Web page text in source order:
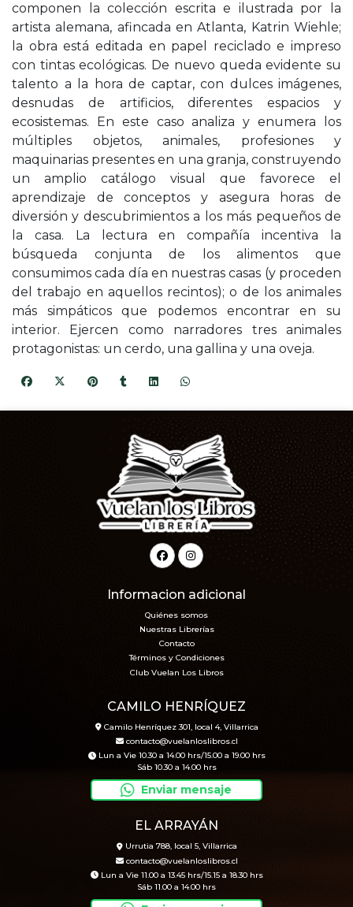
componen la colección escrita e ilustrada por la
artista alemana, afincada en Atlanta, Katrin Wiehle;
la obra está editada en papel reciclado e impreso
con tintas ecológicas. De nuevo queda evidente su
talento a la hora de captar, con dulces imágenes,
desnudas de artificios, diferentes espacios y
ecosistemas. En este caso analiza y enumera los
múltiples objetos, animales, profesiones y
maquinarias presentes en una granja, construyendo
un amplio catálogo visual que favorece el
aprendizaje de conceptos y asegura horas de
diversión y descubrimientos a los más pequeños de
la casa. La lectura en compañía incentiva la
búsqueda conjunta de los alimentos que
consumimos cada día en nuestras casas (y proceden
del trabajo en aquellos recintos); o de los animales
más simpáticos que podemos encontrar en su
interior. Ejercen como narradores tres animales
protagonistas: un cerdo, una gallina y una oveja.
Informacion adicional
Quiénes somos
Nuestras Librerías
Contacto
Términos y Condiciones
Club Vuelan Los Libros
CAMILO HENRÍQUEZ
Camilo Henríquez 301, local 4, Villarrica
contacto@vuelanloslibros.cl
Lun a Vie 10.30 a 14.00 hrs/15.00 a 19.00 hrs
Sáb 10.30 a 14.00 hrs
Enviar mensaje
EL ARRAYÁN
Urrutia 788, local 5, Villarrica
contacto@vuelanloslibros.cl
Lun a Vie 11.00 a 13.45 hrs/15.15 a 18.30 hrs
Sáb 11.00 a 14.00 hrs